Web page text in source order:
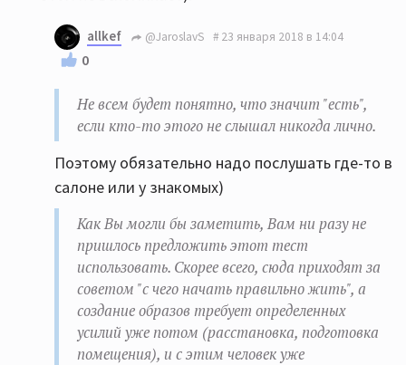
allkef @JaroslavS 23 января 2018 в 14:04
0
Не всем будет понятно, что значит "есть",
если кто-то этого не слышал никогда лично.
Поэтому обязательно надо послушать где-то в
салоне или у знакомых)
Как Вы могли бы заметить, Вам ни разу не
пришлось предложить этот тест
использовать. Скорее всего, сюда приходят за
советом "с чего начать правильно жить", а
создание образов требует определенных
усилий уже потом (расстановка, подготовка
помещения), и с этим человек уже